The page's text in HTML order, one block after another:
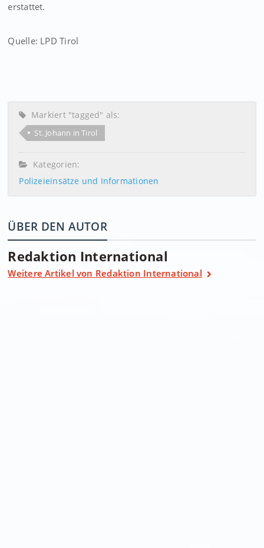
erstattet.
Quelle: LPD Tirol
Markiert "tagged" als:
St. Johann in Tirol
Kategorien:
Polizeieinsätze und Informationen
ÜBER DEN AUTOR
Redaktion International
Weitere Artikel von Redaktion International